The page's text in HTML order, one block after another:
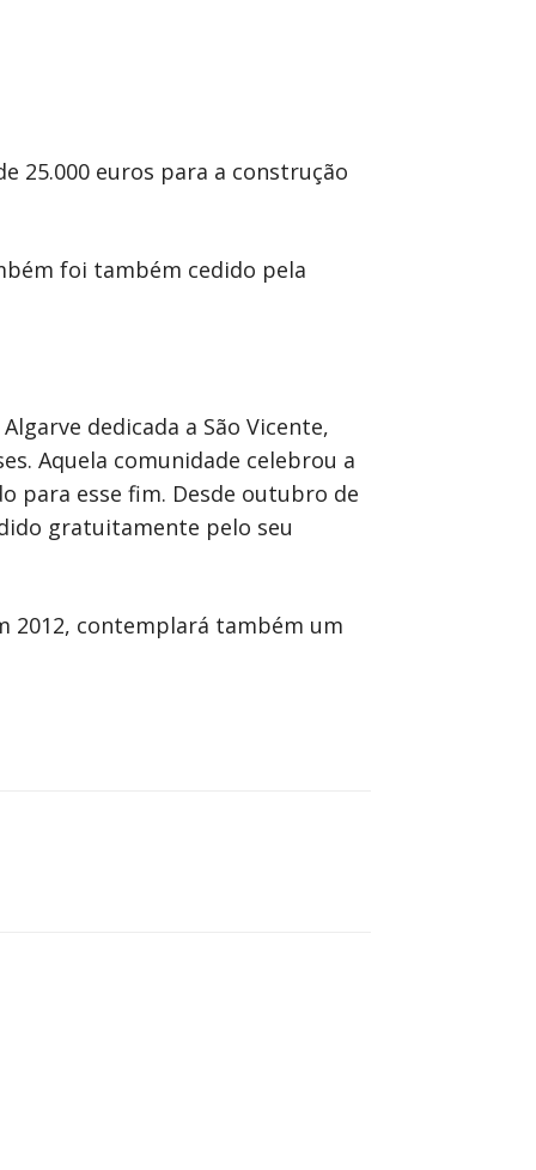
25.000 euros para a construção
foi também cedido pela
dedicada a São Vicente,
Aquela comunidade celebrou a
para esse fim. Desde outubro de
gratuitamente pelo seu
2012, contemplará também um